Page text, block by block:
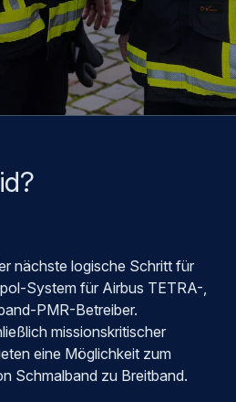
nächste logische Schritt für
System für Airbus TETRA-,
PMR-Betreiber.
missionskritischer
eine Möglichkeit zum
Schmalband zu Breitband.